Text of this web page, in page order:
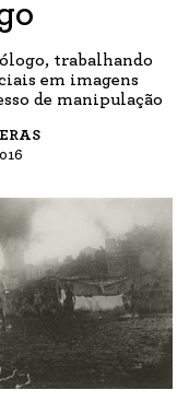
trabalhando
em imagens
de manipulação